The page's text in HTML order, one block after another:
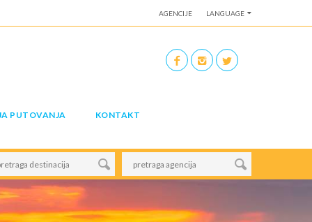
AGENCIJE LANGUAGE
PUTOVANJA KONTAKT